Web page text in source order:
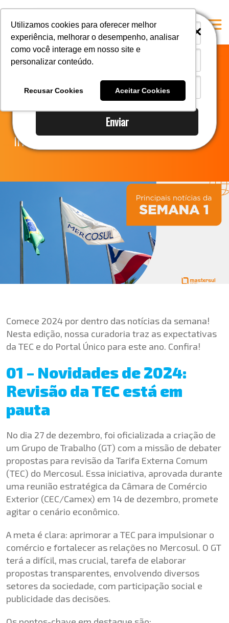
Enviar
Utilizamos cookies para oferecer melhor
experiência, melhorar o desempenho, analisar
como você interage em nosso site e
personalizar conteúdo.
Recusar Cookies Aceitar Cookies
i
i
A Mastersul
#35 (no title)
#37 (no title)
#38 (no title)
Novidades do
Comex para 2024
Informação
Comece 2024 por dentro das notícias da semana!
Nesta edição, nossa curadoria traz as expectativas
da TEC e do Portal Único para este ano. Confira!
01 – Novidades de 2024:
Revisão da TEC está em
pauta
No dia 27 de dezembro, foi oficializada a criação de
um Grupo de Trabalho (GT) com a missão de debater
propostas para revisão da Tarifa Externa Comum
(TEC) do Mercosul. Essa iniciativa, aprovada durante
uma reunião estratégica da Câmara de Comércio
Exterior (CEC/Camex) em 14 de dezembro, promete
agitar o cenário econômico.
A meta é clara: aprimorar a TEC para impulsionar o
comércio e fortalecer as relações no Mercosul. O GT
terá a difícil, mas crucial, tarefa de elaborar
propostas transparentes, envolvendo diversos
setores da sociedade, com participação social e
publicidade das decisões.